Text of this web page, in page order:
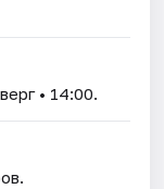
• 14:00.